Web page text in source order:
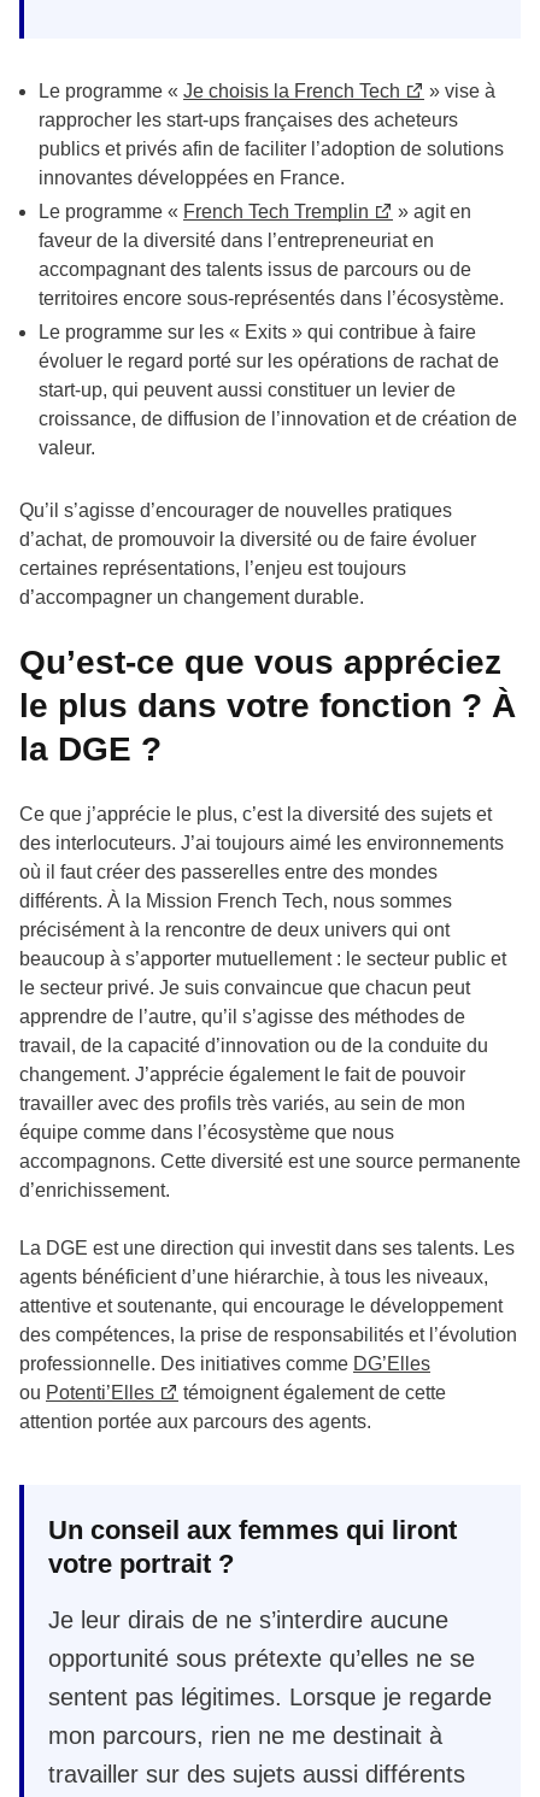
Le programme « Je choisis la French Tech
» vise à
rapprocher les start-ups françaises des acheteurs
publics et privés afin de faciliter l’adoption de solutions
innovantes développées en France.
Le programme « French Tech Tremplin
» agit en
faveur de la diversité dans l’entrepreneuriat en
accompagnant des talents issus de parcours ou de
territoires encore sous-représentés dans l’écosystème.
Le programme sur les « Exits » qui contribue à faire
évoluer le regard porté sur les opérations de rachat de
start-up, qui peuvent aussi constituer un levier de
croissance, de diffusion de l’innovation et de création de
valeur.
Qu’il s’agisse d’encourager de nouvelles pratiques
d’achat, de promouvoir la diversité ou de faire évoluer
certaines représentations, l’enjeu est toujours
d’accompagner un changement durable.
Qu’est-ce que vous appréciez
le plus dans votre fonction ? À
la DGE ?
Ce que j’apprécie le plus, c’est la diversité des sujets et
des interlocuteurs. J’ai toujours aimé les environnements
où il faut créer des passerelles entre des mondes
différents. À la Mission French Tech, nous sommes
précisément à la rencontre de deux univers qui ont
beaucoup à s’apporter mutuellement : le secteur public et
le secteur privé. Je suis convaincue que chacun peut
apprendre de l’autre, qu’il s’agisse des méthodes de
travail, de la capacité d’innovation ou de la conduite du
changement. J’apprécie également le fait de pouvoir
travailler avec des profils très variés, au sein de mon
équipe comme dans l’écosystème que nous
accompagnons. Cette diversité est une source permanente
d’enrichissement.
La DGE est une direction qui investit dans ses talents. Les
agents bénéficient d’une hiérarchie, à tous les niveaux,
attentive et soutenante, qui encourage le développement
des compétences, la prise de responsabilités et l’évolution
professionnelle. Des initiatives comme DG’Elles
ou Potenti’Elles
témoignent également de cette
attention portée aux parcours des agents.
Un conseil aux femmes qui liront
votre portrait ?
Je leur dirais de ne s’interdire aucune
opportunité sous prétexte qu’elles ne se
sentent pas légitimes. Lorsque je regarde
mon parcours, rien ne me destinait à
travailler sur des sujets aussi différents